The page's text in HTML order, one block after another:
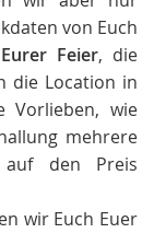
von Euch
Feier, die
die Location in
Vorlieben, wie
mehrere
den Preis
wir Euch Euer